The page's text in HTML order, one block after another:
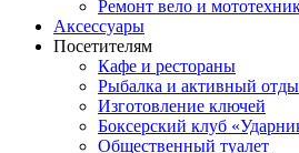
Ремонт вело и
Аксессуары
Посетителям
Кафе и рестораны
Рыбалка и активный
Изготовление ключей
Боксерский клуб
Общественный туалет